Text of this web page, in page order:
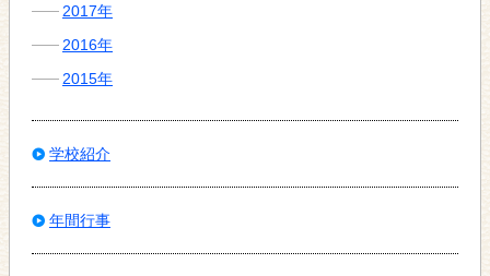
2017年
2016年
2015年
学校紹介
年間行事